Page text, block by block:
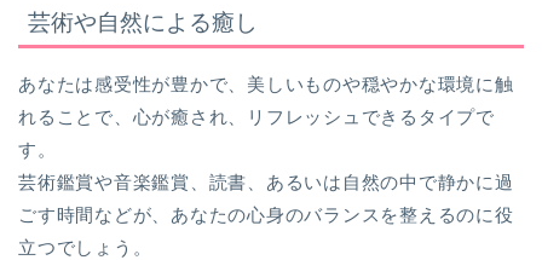
芸術や自然による癒し
あなたは感受性が豊かで、美しいものや穏やかな環境に触
れることで、心が癒され、リフレッシュできるタイプで
す。
芸術鑑賞や音楽鑑賞、読書、あるいは自然の中で静かに過
ごす時間などが、あなたの心身のバランスを整えるのに役
立つでしょう。